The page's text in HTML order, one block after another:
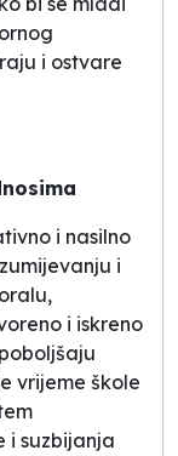
i ostvare
i nasilno
i
i iskreno
vrijeme škole
i suzbijanja